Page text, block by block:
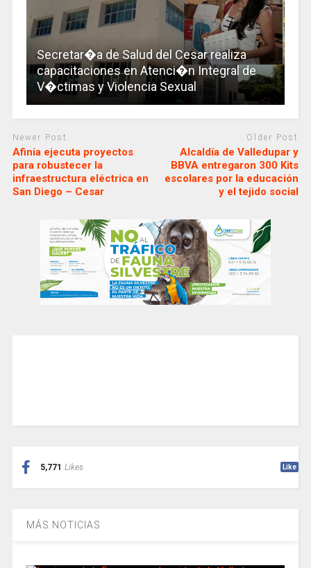
Secretar�a de Salud del Cesar realiza
capacitaciones en Atenci�n Integral de
V�ctimas y Violencia Sexual
Newer Post
Afinia ejecuta proyectos
para robustecer la
infraestructura eléctrica en
San Diego – Cesar
Older Post
Alcaldía de Valledupar y
BBVA entregaron 300 Kits
escolares por la educación
y el tejido social
5,771 Likes Like
MÁS NOTICIAS